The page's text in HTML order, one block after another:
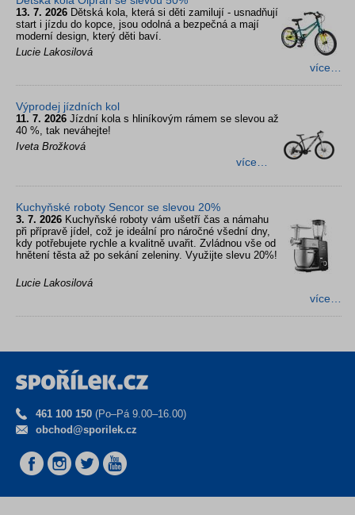
13. 7. 2026 Dětská kola, která si děti zamilují - usnadňují
start i jízdu do kopce, jsou odolná a bezpečná a mají
moderní design, který děti baví.
Lucie Lakosilová
více…
Výprodej jízdních kol
11. 7. 2026 Jízdní kola s hliníkovým rámem se slevou až
40 %, tak neváhejte!
Iveta Brožková
více…
Kuchyňské roboty Sencor se slevou 20%
3. 7. 2026 Kuchyňské roboty vám ušetří čas a námahu
při přípravě jídel, což je ideální pro náročné všední dny,
kdy potřebujete rychle a kvalitně uvařit. Zvládnou vše od
hnětení těsta až po sekání zeleniny. Využijte slevu 20%!
Lucie Lakosilová
více…
461 100 150 (Po–Pá 9.00–16.00)
obchod@sporilek.cz